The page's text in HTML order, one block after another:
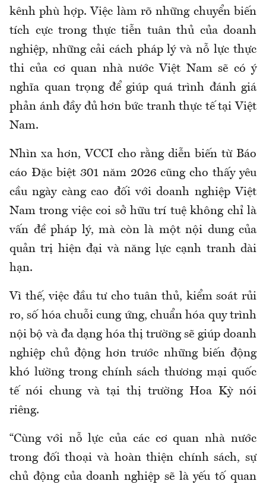
kênh phù hợp. Việc làm rõ những chuyển biến
tích cực trong thực tiễn tuân thủ của doanh
nghiệp, những cải cách pháp lý và nỗ lực thực
thi của cơ quan nhà nước Việt Nam sẽ có ý
nghĩa quan trọng để giúp quá trình đánh giá
phản ánh đầy đủ hơn bức tranh thực tế tại Việt
Nam.
Nhìn xa hơn, VCCI cho rằng diễn biến từ Báo
cáo Đặc biệt 301 năm 2026 cũng cho thấy yêu
cầu ngày càng cao đối với doanh nghiệp Việt
Nam trong việc coi sở hữu trí tuệ không chỉ là
vấn đề pháp lý, mà còn là một nội dung của
quản trị hiện đại và năng lực cạnh tranh dài
hạn.
Vì thế, việc đầu tư cho tuân thủ, kiểm soát rủi
ro, số hóa chuỗi cung ứng, chuẩn hóa quy trình
nội bộ và đa dạng hóa thị trường sẽ giúp doanh
nghiệp chủ động hơn trước những biến động
khó lường trong chính sách thương mại quốc
tế nói chung và tại thị trường Hoa Kỳ nói
riêng.
“Cùng với nỗ lực của các cơ quan nhà nước
trong đối thoại và hoàn thiện chính sách, sự
chủ động của doanh nghiệp sẽ là yếu tố quan